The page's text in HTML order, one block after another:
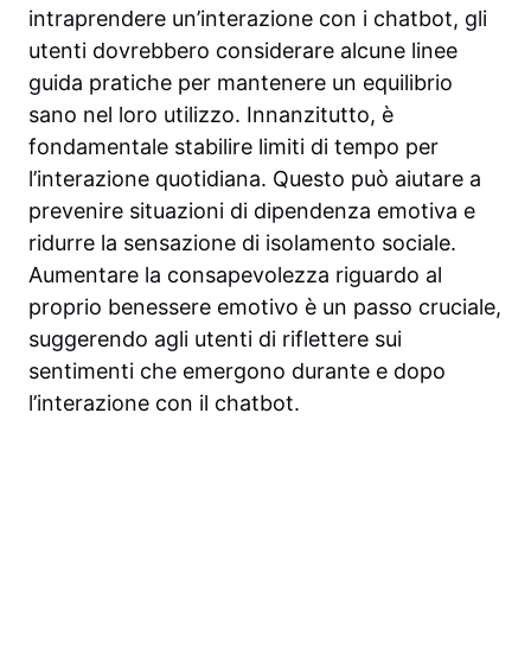
intraprendere un’interazione con i chatbot, gli
utenti dovrebbero considerare alcune linee
guida pratiche per mantenere un equilibrio
sano nel loro utilizzo. Innanzitutto, è
fondamentale stabilire limiti di tempo per
l’interazione quotidiana. Questo può aiutare a
prevenire situazioni di dipendenza emotiva e
ridurre la sensazione di isolamento sociale.
Aumentare la consapevolezza riguardo al
proprio benessere emotivo è un passo cruciale,
suggerendo agli utenti di riflettere sui
sentimenti che emergono durante e dopo
l’interazione con il chatbot.